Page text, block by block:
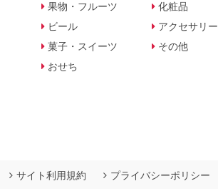
果物・フルーツ
ビール
菓子・スイーツ
おせち
化粧品
アクセサリー
その他
サイト利用規約 プライバシーポリシー